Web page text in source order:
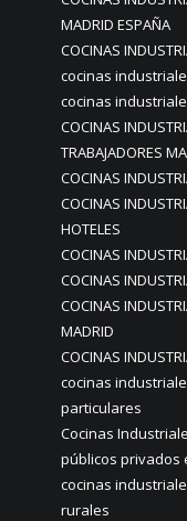
MADRID ESPAÑA
COCINAS
cocinas
cocinas
COCINAS
TRABAJADORES
COCINAS
COCINAS
HOTELES
COCINAS
COCINAS
COCINAS
MADRID
COCINAS
cocinas
particulares
Cocinas
públicos privados
cocinas
rurales